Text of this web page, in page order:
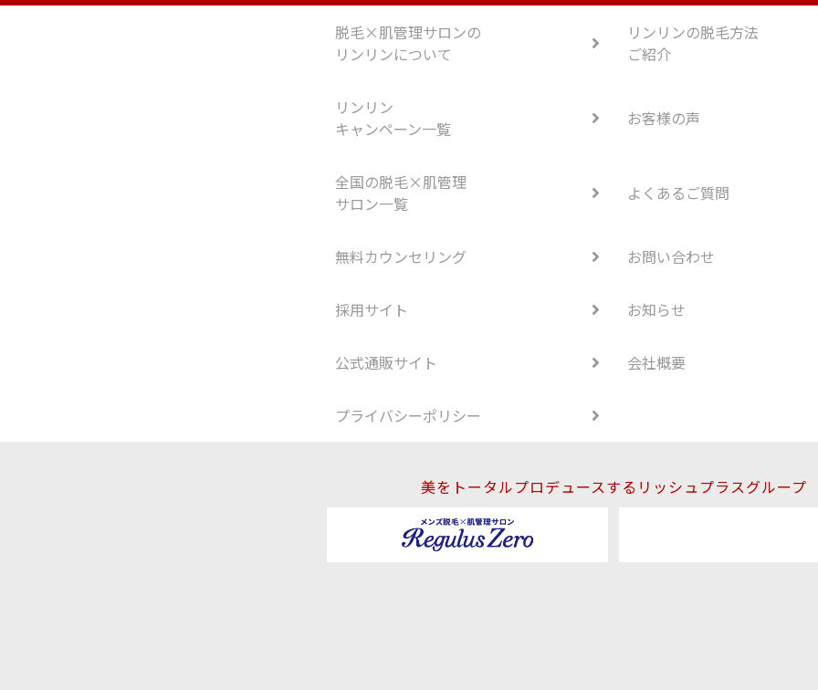
脱毛×肌管理サロンの
リンリンについて
リンリンの脱毛方法
ご紹介
リンリン
キャンペーン一覧
お客様の声
全国の脱毛×肌管理
サロン一覧
よくあるご質問
無料カウンセリング お問い合わせ
採用サイト お知らせ
公式通販サイト 会社概要
プライバシーポリシー
美をトータルプロデュースするリッシュプラスグループ